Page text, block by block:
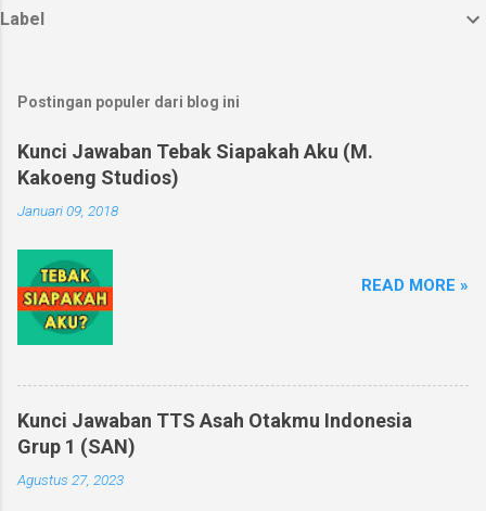
Label
Postingan populer dari blog ini
Kunci Jawaban Tebak Siapakah Aku (M.
Kakoeng Studios)
Januari 09, 2018
READ MORE »
Kunci Jawaban TTS Asah Otakmu Indonesia
Grup 1 (SAN)
Agustus 27, 2023